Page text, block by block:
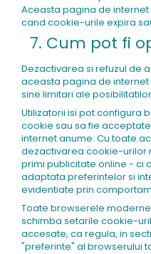
Aceasta pagina de
cand cookie-urile expira
7. Cum pot fi
Dezactivarea si refuzul de
aceasta pagina de
sine limitari ale
Utilizatorii isi pot configura
cookie sau sa fie
internet anume. Cu toate
dezactivarea cookie-urilor
primi publicitate online - ci
adaptata preferintelor si
evidentiate prin
Toate browserele
schimba setarile cookie-
accesate, ca regula, in
"preferinte" al browserului